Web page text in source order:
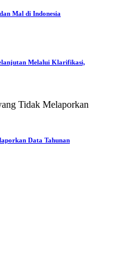
Mal di Indonesia
Melalui Klarifikasi,
Data Tahunan